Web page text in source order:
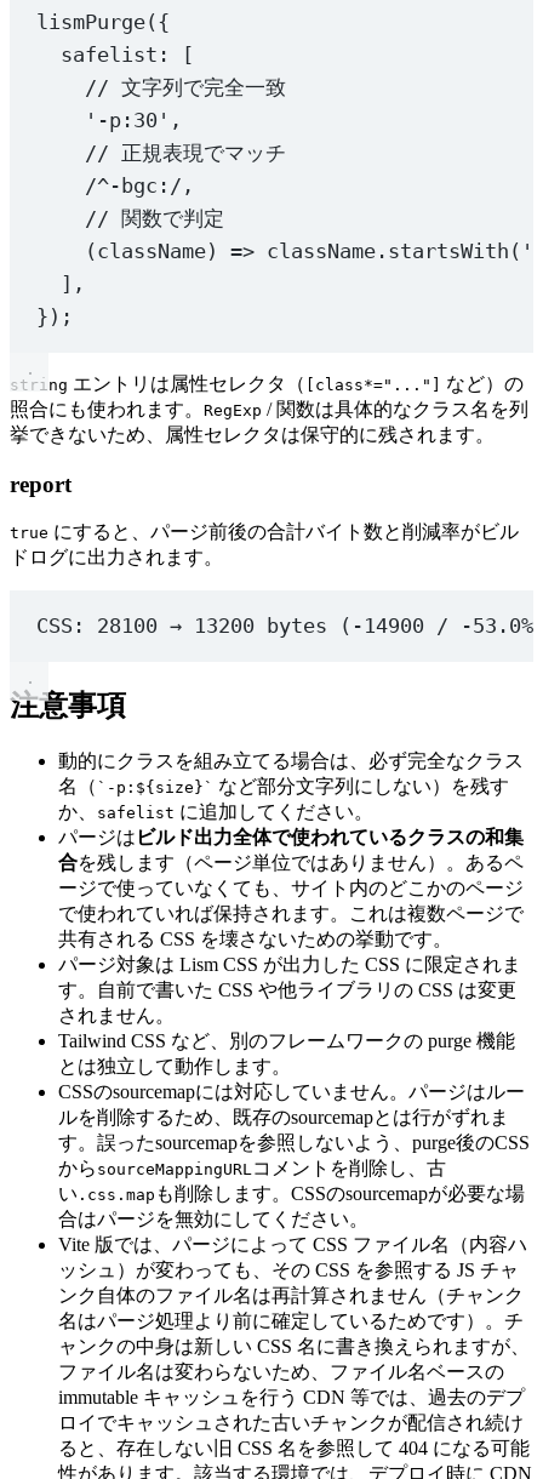
lismPurge({
safelist: [
// 文字列で完全一致
'-p:30' ,
// 正規表現でマッチ
/^-bgc: / ,
// 関数で判定
( className) => className. startsWith (
],
});
string エントリは属性セレクタ（ [class*="..."]
など）の
照合にも使われます。 RegExp / 関数は具体的なクラス名を列
挙できないため、属性セレクタは保守的に残されます。
report
true にすると、パージ前後の合計バイト数と削減率がビル
ドログに出力されます。
CSS: 28100 → 13200 bytes (-14900 / -
注意事項
動的にクラスを組み立てる場合は、必ず完全なクラス
名（ `-p:${size}` など部分文字列にしない）を残す
か、
safelist に追加してください。
パージは ビルド出力全体で使われているクラスの和集
合を残します（ページ単位ではありません）。あるペ
ージで使っていなくても、サイト内のどこかのページ
で使われていれば保持されます。これは複数ページで
共有される CSS を壊さないための挙動です。
パージ対象は Lism CSS が出力した CSS に限定されま
す。自前で書いた CSS や他ライブラリの CSS は変更
されません。
Tailwind CSS など、別のフレームワークの purge 機能
とは独立して動作します。
CSSのsourcemapには対応していません。パージはルー
ルを削除するため、既存のsourcemapとは行がずれま
す。誤ったsourcemapを参照しないよう、purge後のCSS
から sourceMappingURLコメントを削除し、古
い .css.map も削除します。CSSのsourcemapが必要な場
合はパージを無効にしてください。
Vite 版では、パージによって CSS ファイル名（内容ハ
ッシュ）が変わっても、その CSS を参照する JS チャ
ンク自体のファイル名は再計算されません（チャンク
名はパージ処理より前に確定しているためです）。チ
ャンクの中身は新しい CSS 名に書き換えられますが、
ファイル名は変わらないため、ファイル名ベースの
immutable キャッシュを行う CDN 等では、過去のデプ
ロイでキャッシュされた古いチャンクが配信され続け
ると、存在しない旧 CSS 名を参照して 404 になる可能
性があります。該当する環境では、デプロイ時に CDN